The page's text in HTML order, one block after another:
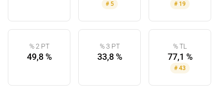
# 5 # 19
% 2 PT
49,8 %
% 3 PT
33,8 %
% TL
77,1 %
# 43